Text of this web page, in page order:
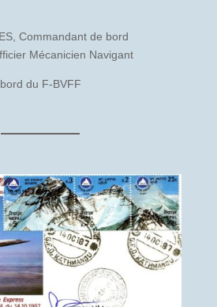
Commandant de bord
Mécanicien Navigant
du F-BVFF